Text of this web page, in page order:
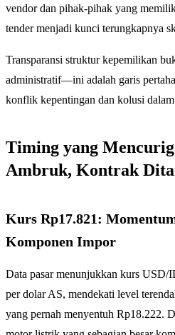
vendor dan pihak-pihak yang
tender menjadi kunci terungkapnya
Transparansi struktur kepemilikan
administratif—ini adalah garis
konflik kepentingan dan kolusi
Timing yang
Ambruk, Kontrak
Kurs Rp17.821:
Komponen Impor
Data pasar menunjukkan kurs USD/
per dolar AS, mendekati level
yang pernah menyentuh Rp18.222.